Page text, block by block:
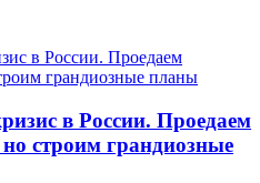
в России. Проедаем
строим грандиозные